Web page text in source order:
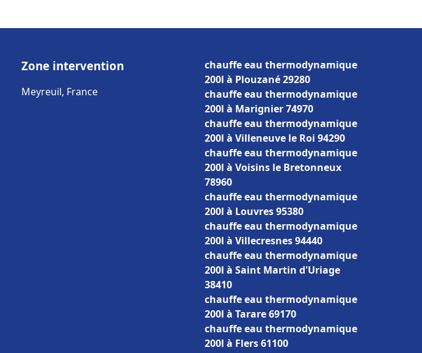
Zone intervention
Meyreuil, France
chauffe eau thermodynamique
200l à Plouzané 29280
chauffe eau thermodynamique
200l à Marignier 74970
chauffe eau thermodynamique
200l à Villeneuve le Roi 94290
chauffe eau thermodynamique
200l à Voisins le Bretonneux
78960
chauffe eau thermodynamique
200l à Louvres 95380
chauffe eau thermodynamique
200l à Villecresnes 94440
chauffe eau thermodynamique
200l à Saint Martin d'Uriage
38410
chauffe eau thermodynamique
200l à Tarare 69170
chauffe eau thermodynamique
200l à Flers 61100